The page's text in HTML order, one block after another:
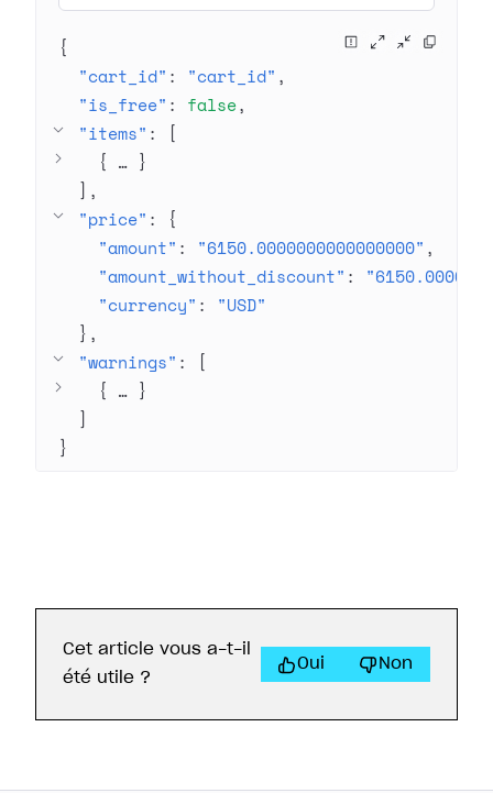
{
"cart_id" : "cart_id"
"is_free" : false
"items" :
[
{ … }
]
"price" :
{
"amount" : "6150.0000000000000000"
"amount_without_discount" :
"currency" : "USD"
}
"warnings" :
[
{ … }
]
}
Cet article vous a-t-il
été utile ?
Oui Non